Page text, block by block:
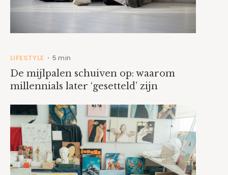
LIFESTYLE • 5 min
De mijlpalen schuiven op: waarom
millennials later ‘gesetteld’ zijn